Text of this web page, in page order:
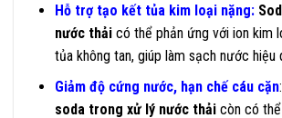
Hỗ trợ tạo kết tủa kim loại nặng:
nước thải có thể phản ứng với ion kim
tủa không tan, giúp làm sạch nước hiệu
Giảm độ cứng nước, hạn chế cáu cặn:
soda trong xử lý nước thảicòn có